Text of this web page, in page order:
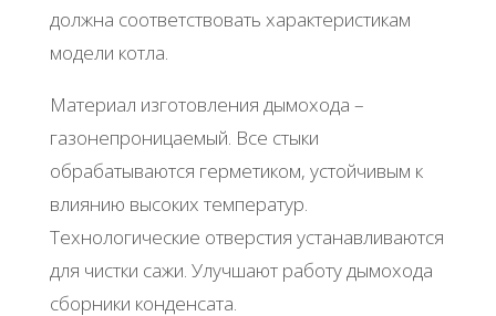
должна соответствовать характеристикам
модели котла.
Материал изготовления дымохода –
газонепроницаемый. Все стыки
обрабатываются герметиком, устойчивым к
влиянию высоких температур.
Технологические отверстия устанавливаются
для чистки сажи. Улучшают работу дымохода
сборники конденсата.